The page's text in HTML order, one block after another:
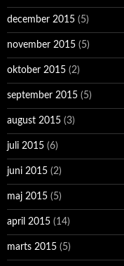
december 2015 (5)
november 2015 (5)
oktober 2015 (2)
september 2015 (5)
august 2015 (3)
juli 2015 (6)
juni 2015 (2)
maj 2015 (5)
april 2015 (14)
marts 2015 (5)